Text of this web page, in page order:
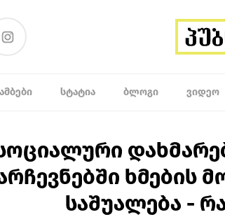
ᲡᲢᲐᲢᲘᲐ ᲑᲚᲝᲒᲘ ᲕᲘᲓᲔᲝ
ხმების
საშუალება -